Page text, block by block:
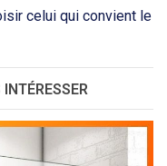
celui qui convient le